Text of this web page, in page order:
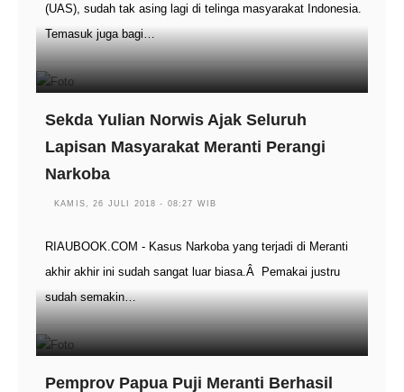
(UAS), sudah tak asing lagi di telinga masyarakat Indonesia.
Temasuk juga bagi…
Sekda Yulian Norwis Ajak Seluruh
Lapisan Masyarakat Meranti Perangi
Narkoba
KAMIS, 26 JULI 2018 - 08:27 WIB
RIAUBOOK.COM - Kasus Narkoba yang terjadi di Meranti
akhir akhir ini sudah sangat luar biasa.Â Pemakai justru
sudah semakin…
Pemprov Papua Puji Meranti Berhasil